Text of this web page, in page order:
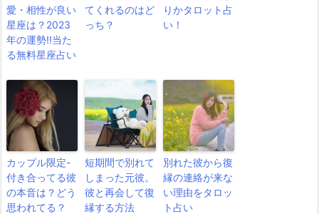
愛・相性が良い
星座は？2023
年の運勢!!当た
る無料星座占い
てくれるのはど
っち？
りかタロット占
い！
カップル限定-
付き合ってる彼
の本音は？どう
思われてる？
短期間で別れて
しまった元彼。
彼と再会して復
縁する方法
別れた彼から復
縁の連絡が来な
い理由をタロッ
ト占い